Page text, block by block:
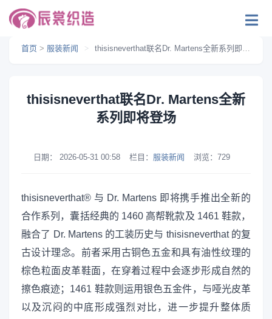
首页 > 服装新闻 > thisisneverthat联名Dr. Martens全新系列即将登场
thisisneverthat联名Dr. Martens全新
系列即将登场
日期： 2026-05-31 00:58 栏目： 服装新闻 浏览： 729
thisisneverthat® 与 Dr. Martens 即将携手推出全新的
合作系列，囊括经典的 1460 高帮靴款及 1461 鞋款，
融合了 Dr. Martens 的工装历史与 thisisneverthat 的复
古设计理念。前者采用古铜色五金和具有油性纹理的
棕色粒面皮革鞋面，在穿着过程中会逐步形成自然的
擦色痕迹；1461 鞋款则运用银色五金件，与哑光皮革
以及沉闷的中底形成强烈对比，进一步提升整体质